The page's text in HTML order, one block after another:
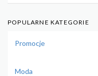
POPULARNE KATEGORIE
Promocje
Moda